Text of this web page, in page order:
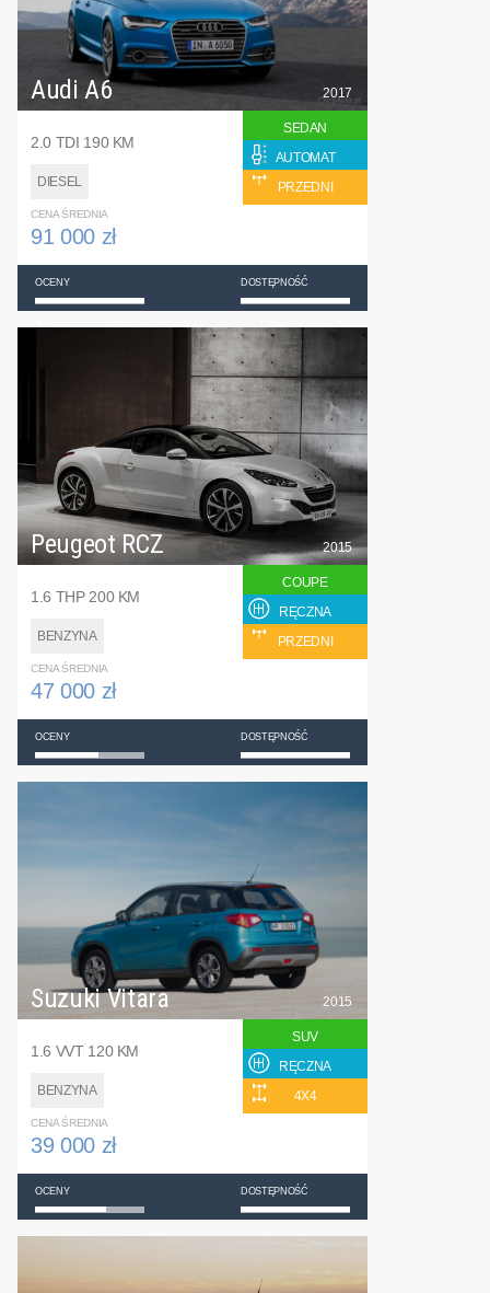
Audi A6
2.0 TDI 190 KM
DIESEL
2017
SEDAN
AUTOMAT
PRZEDNI
CENA ŚREDNIA
91 000 zł
OCENY DOSTĘPNOŚĆ
Peugeot RCZ
1.6 THP 200 KM
BENZYNA
2015
COUPE
RĘCZNA
PRZEDNI
CENA ŚREDNIA
47 000 zł
OCENY DOSTĘPNOŚĆ
Suzuki Vitara
1.6 VVT 120 KM
BENZYNA
2015
SUV
RĘCZNA
4X4
CENA ŚREDNIA
39 000 zł
OCENY DOSTĘPNOŚĆ